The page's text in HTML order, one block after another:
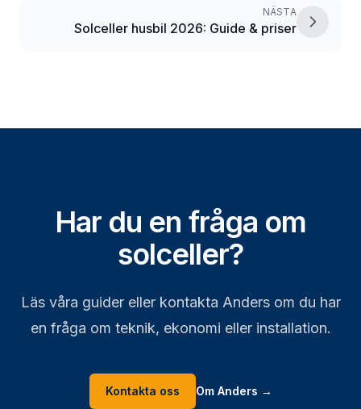
NÄSTA
Solceller husbil 2026: Guide & priser
Har du en fråga om
solceller?
Läs våra guider eller kontakta Anders om du har
en fråga om teknik, ekonomi eller installation.
Kontakta oss Om Anders →